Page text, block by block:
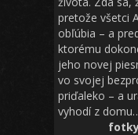
pretože všetci
obľúbia – a
ktorému
jeho novej
vo svojej
priďaleko – a
vyhodí z